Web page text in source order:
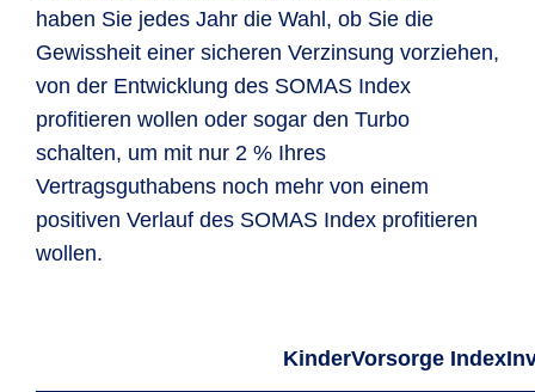
haben Sie jedes Jahr die Wahl, ob Sie die
Gewissheit einer sicheren Verzinsung vorziehen,
von der Entwicklung des SOMAS Index
profitieren wollen oder sogar den Turbo
schalten, um mit nur 2 % Ihres
Vertragsguthabens noch mehr von einem
positiven Verlauf des SOMAS Index profitieren
wollen.
KinderVorsorge